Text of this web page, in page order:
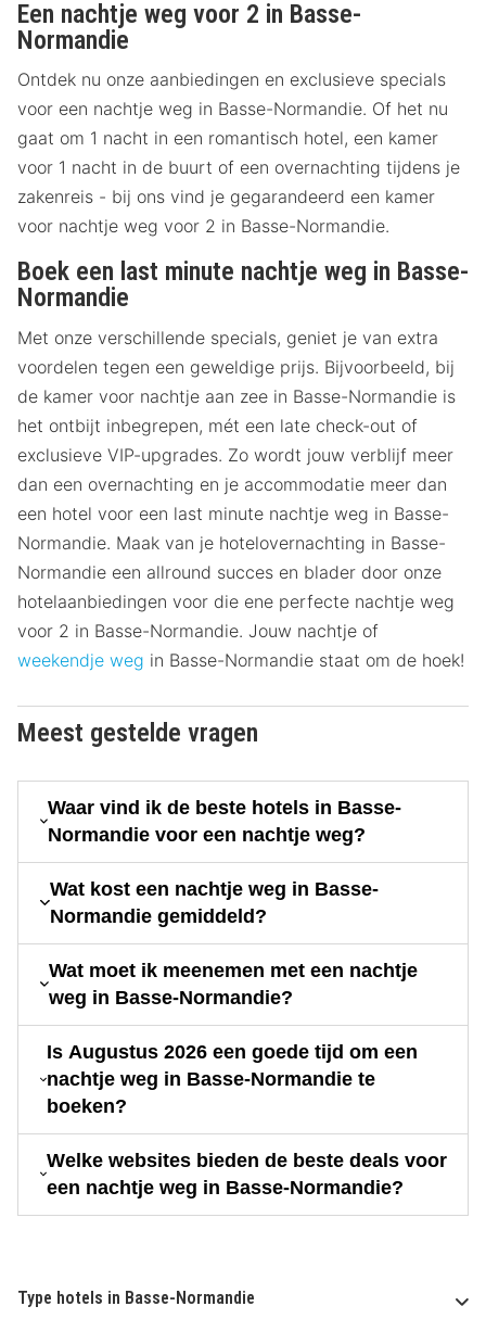
Een nachtje weg voor 2 in Basse-
Normandie
Ontdek nu onze aanbiedingen en exclusieve specials
voor een nachtje weg in Basse-Normandie. Of het nu
gaat om 1 nacht in een romantisch hotel, een kamer
voor 1 nacht in de buurt of een overnachting tijdens je
zakenreis - bij ons vind je gegarandeerd een kamer
voor nachtje weg voor 2 in Basse-Normandie.
Boek een last minute nachtje weg in Basse-
Normandie
Met onze verschillende specials, geniet je van extra
voordelen tegen een geweldige prijs. Bijvoorbeeld, bij
de kamer voor nachtje aan zee in Basse-Normandie is
het ontbijt inbegrepen, mét een late check-out of
exclusieve VIP-upgrades. Zo wordt jouw verblijf meer
dan een overnachting en je accommodatie meer dan
een hotel voor een last minute nachtje weg in Basse-
Normandie. Maak van je hotelovernachting in Basse-
Normandie een allround succes en blader door onze
hotelaanbiedingen voor die ene perfecte nachtje weg
voor 2 in Basse-Normandie. Jouw nachtje of
weekendje weg in Basse-Normandie staat om de hoek!
Meest gestelde vragen
Waar vind ik de beste hotels in Basse-
Normandie voor een nachtje weg?
Wat kost een nachtje weg in Basse-
Normandie gemiddeld?
Wat moet ik meenemen met een nachtje
weg in Basse-Normandie?
Is Augustus 2026 een goede tijd om een
nachtje weg in Basse-Normandie te
boeken?
Welke websites bieden de beste deals voor
een nachtje weg in Basse-Normandie?
Type hotels in Basse-Normandie